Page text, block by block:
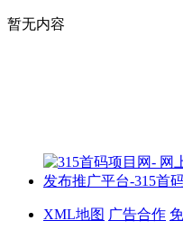
暂无内容
XML地图 广告合作